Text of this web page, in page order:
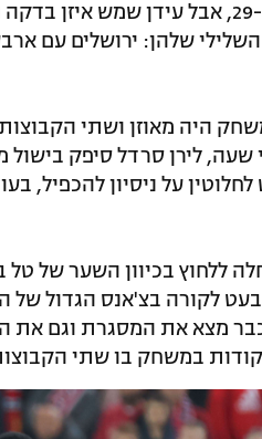
שלהן: ירושלים עם
היה מאוזן ושתי
שעה, לירן סרדל סיפק בישול
על ניסיון להכפיל,
ללחוץ בכיוון השער של
לקורה בצ'אנס הגדול של
מצא את המסגרת וגם את
במשחק בו שתי